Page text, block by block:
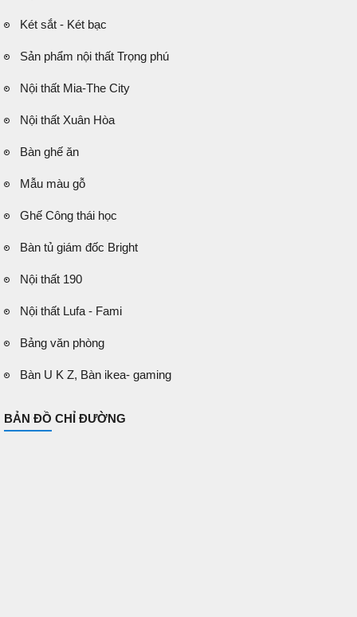
Két sắt - Két bạc
Sản phẩm nội thất Trọng phú
Nội thất Mia-The City
Nội thất Xuân Hòa
Bàn ghế ăn
Mẫu màu gỗ
Ghế Công thái học
Bàn tủ giám đốc Bright
Nội thất 190
Nội thất Lufa - Fami
Bảng văn phòng
Bàn U K Z, Bàn ikea- gaming
BẢN ĐỒ CHỈ ĐƯỜNG